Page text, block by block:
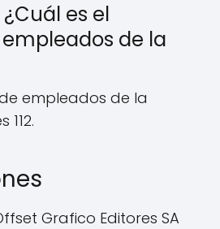
es el
de la
empleados de la
112.
Grafico Editores SA